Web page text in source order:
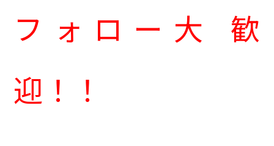
フォロー大 歓
迎！！